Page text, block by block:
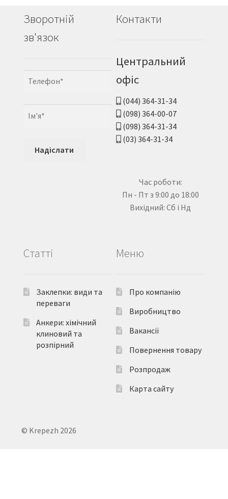
Зворотній
зв'язок
Контакти
Центральний
офіс
(044) 364-31-34
(098) 364-00-07
(098) 364-31-34
(03) 364-31-34
Час роботи:
Пн - Пт з 9:00 до 18:00
Вихідний: Сб і Нд
Статті
Заклепки: види та
переваги
Анкери: хімічний
клиновий та
розпірний
Меню
Про компанію
Виробництво
Вакансії
Повернення товару
Розпродаж
Карта сайту
© Krepezh 2026